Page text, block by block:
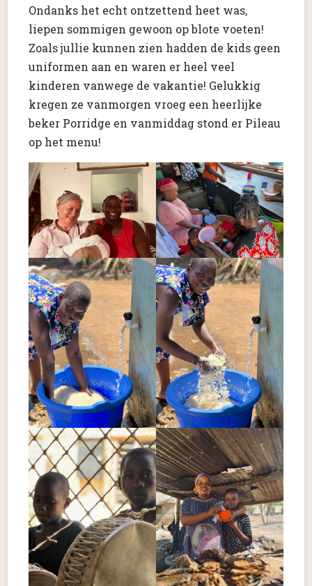
Ondanks het echt ontzettend heet was,
liepen sommigen gewoon op blote voeten!
Zoals jullie kunnen zien hadden de kids geen
uniformen aan en waren er heel veel
kinderen vanwege de vakantie! Gelukkig
kregen ze vanmorgen vroeg een heerlijke
beker Porridge en vanmiddag stond er Pileau
op het menu!